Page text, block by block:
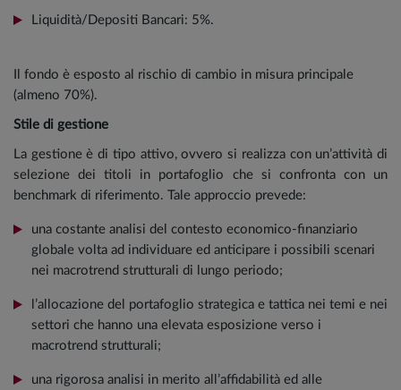
Liquidità/Depositi Bancari: 5%.
Il fondo è esposto al rischio di cambio in misura principale
(almeno 70%).
Stile di gestione
La gestione è di tipo attivo, ovvero si realizza con un’attività di
selezione dei titoli in portafoglio che si confronta con un
benchmark di riferimento. Tale approccio prevede:
una costante analisi del contesto economico-finanziario
globale volta ad individuare ed anticipare i possibili scenari
nei macrotrend strutturali di lungo periodo;
l’allocazione del portafoglio strategica e tattica nei temi e nei
settori che hanno una elevata esposizione verso i
macrotrend strutturali;
una rigorosa analisi in merito all’affidabilità ed alle